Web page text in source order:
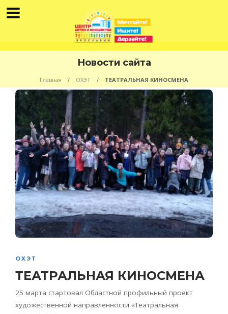
Новости сайта
Главная ОХЭТ ТЕАТРАЛЬНАЯ КИНОСМЕНА
ОХЭТ
ТЕАТРАЛЬНАЯ КИНОСМЕНА
25 марта стартовал Областной профильный проект
художественной направленности «Театральная